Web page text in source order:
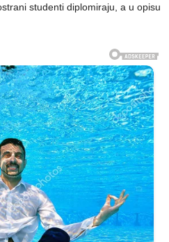
studenti diplomiraju, a u opisu